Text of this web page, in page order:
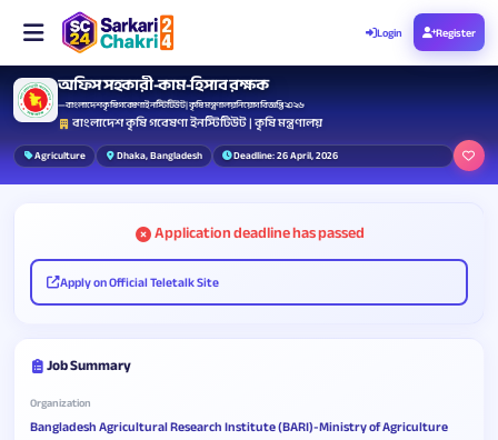
Login Register
অফিস সহকারী-কাম-হিসাব রক্ষক
— বাংলাদেশ কৃষি গবেষণা ইনস্টিটিউট | কৃষি মন্ত্রণালয় নিয়োগ বিজ্ঞপ্তি ২০২৬
বাংলাদেশ কৃষি গবেষণা ইনস্টিটিউট | কৃষি মন্ত্রণালয়
Agriculture Dhaka, Bangladesh Deadline: 26 April, 2026
Application deadline has passed
Apply on Official Teletalk Site
Job Summary
Organization
Bangladesh Agricultural Research Institute (BARI)-Ministry of Agriculture